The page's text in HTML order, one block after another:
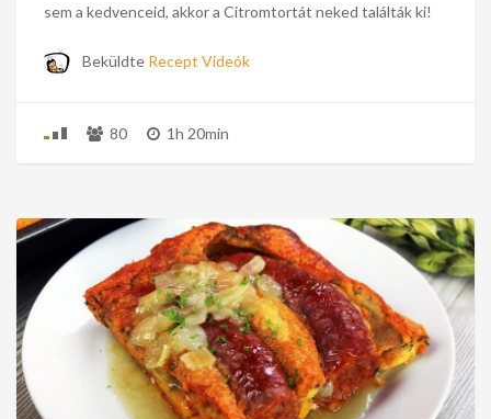
sem a kedvenceid, akkor a Citromtortát neked találták ki!
Beküldte Recept Videók
80 1h 20min